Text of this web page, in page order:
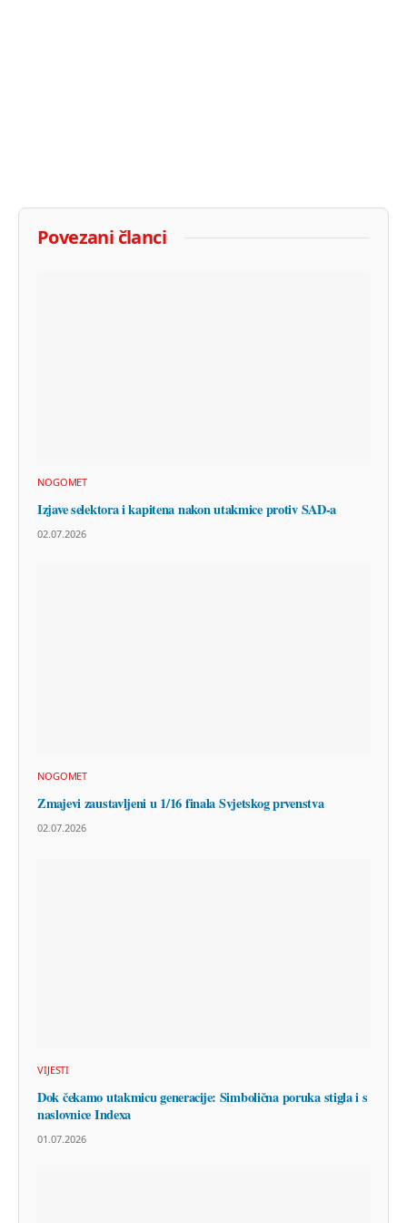
Povezani članci
NOGOMET
Izjave selektora i kapitena nakon utakmice protiv SAD-a
02.07.2026
NOGOMET
Zmajevi zaustavljeni u 1/16 finala Svjetskog prvenstva
02.07.2026
VIJESTI
Dok čekamo utakmicu generacije: Simbolična poruka stigla i s
naslovnice Indexa
01.07.2026